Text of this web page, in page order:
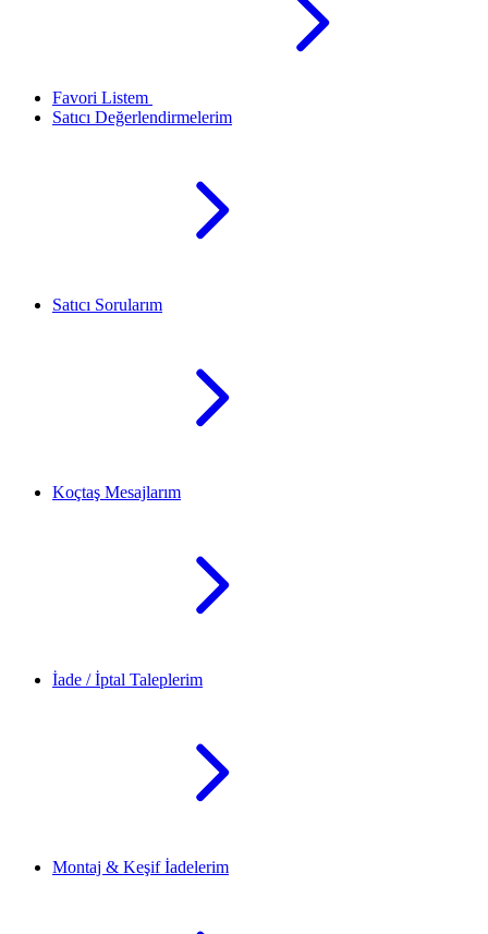
Favori Listem
Satıcı Değerlendirmelerim
Satıcı Sorularım
Koçtaş Mesajlarım
İade / İptal Taleplerim
Montaj & Keşif İadelerim